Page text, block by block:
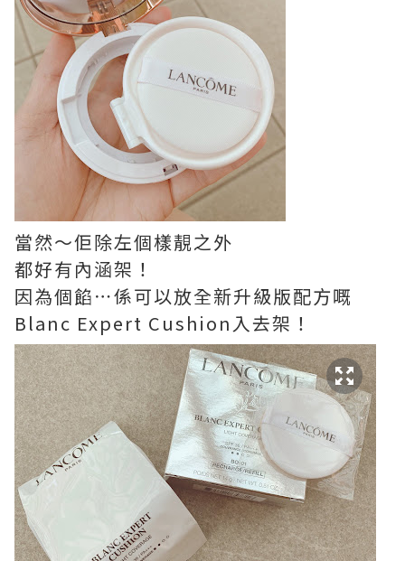
當然～佢除左個樣靚之外
都好有內涵架！
因為個餡⋯係可以放全新升級版配方嘅
Blanc Expert Cushion入去架！